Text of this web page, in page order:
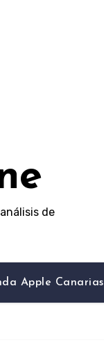
de
Apple Canarias